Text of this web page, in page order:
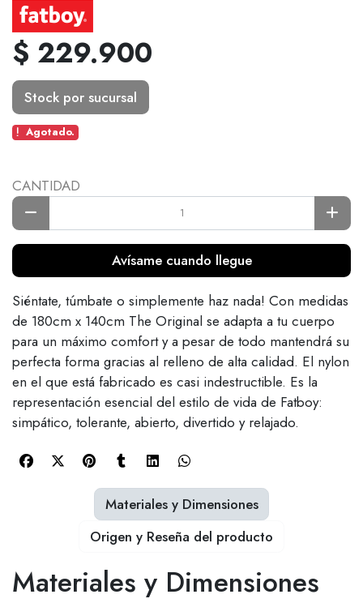
$ 229.900
Stock por sucursal
Agotado.
CANTIDAD
Avísame cuando llegue
Siéntate, túmbate o simplemente haz nada! Con medidas
de 180cm x 140cm The Original se adapta a tu cuerpo
para un máximo comfort y a pesar de todo mantendrá su
perfecta forma gracias al relleno de alta calidad. El nylon
en el que está fabricado es casi indestructible. Es la
representación esencial del estilo de vida de Fatboy:
simpático, tolerante, abierto, divertido y relajado.
Materiales y Dimensiones
Materiales y Dimensiones
Origen y Reseña del producto